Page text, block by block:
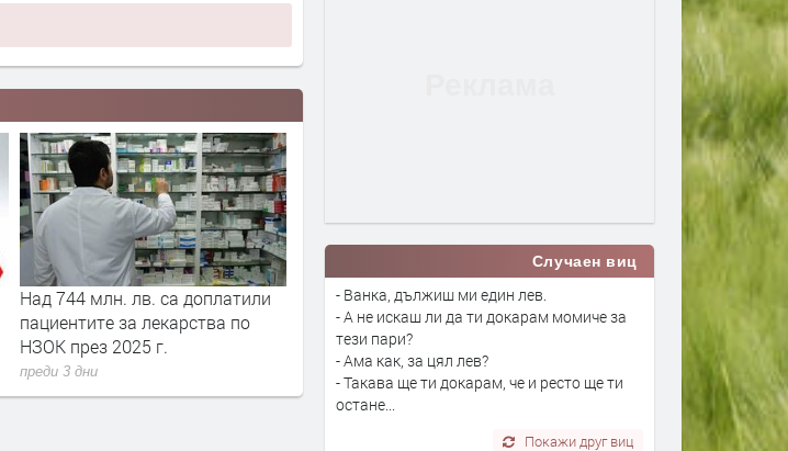
Над 744 млн. лв. са доплатили
пациентите за лекарства по
НЗОК през 2025 г.
преди 3 дни
Вече може да се подават молби
за личен фалит
преди 3 дни
Дигитално евро:
е вече в нашия смартфон
Случаен виц
- Ванка, дължиш ми един лев.
- А не искаш ли да ти докарам момиче за
тези пари?
- Ама как, за цял лев?
- Такава ще ти докарам, че и ресто ще ти
остане...
Покажи друг виц